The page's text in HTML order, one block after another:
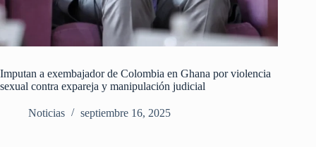
Imputan a exembajador de Colombia en Ghana por violencia
sexual contra expareja y manipulación judicial
Noticias septiembre 16, 2025